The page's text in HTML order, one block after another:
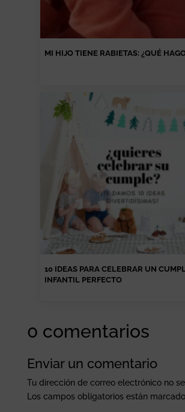
MI HIJO TIENE RABIETAS: ¿QUÉ
10 IDEAS PARA CELEBRAR UN
INFANTIL PERFECTO
0 comentarios
Enviar un comentario
Tu dirección de correo electrónico no
Los campos obligatorios están